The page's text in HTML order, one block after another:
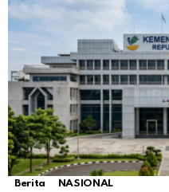
Berita NASIONAL